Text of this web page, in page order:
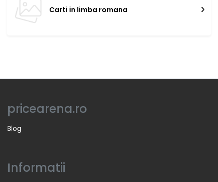
Carti in limba romana
pricearena.ro
Blog
Informatii